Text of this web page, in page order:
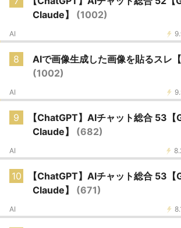
Claude】 (1002)
AI
8
AIで画像生成した画像を貼るスレ【
(1002)
AI
9
【ChatGPT】AIチャット総合 53【
Claude】 (682)
AI
10
【ChatGPT】AIチャット総合 53【
Claude】 (671)
AI